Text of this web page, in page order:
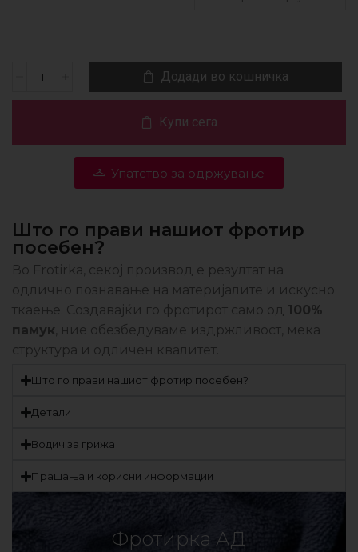
Додади во кошничка
Купи сега
Упатство за одржување
Што го прави нашиот фротир
посебен?
Во Frotirka, секој производ е резултат на
одлично познавање на материјалите и искусно
ткаење. Создавајќи го фротирот само од 100%
памук, ние обезбедуваме издржливост, мека
структура и одличен квалитет.
Што го прави нашиот фротир посебен?
Детали
Водич за грижа
Прашања и корисни информации
Фротирка АД